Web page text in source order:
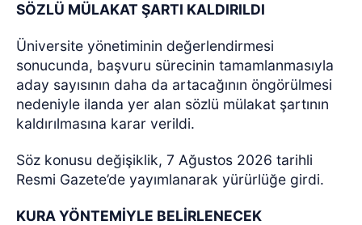
SÖZLÜ MÜLAKAT ŞARTI KALDIRILDI
Üniversite yönetiminin değerlendirmesi
sonucunda, başvuru sürecinin tamamlanmasıyla
aday sayısının daha da artacağının öngörülmesi
nedeniyle ilanda yer alan sözlü mülakat şartının
kaldırılmasına karar verildi.
Söz konusu değişiklik, 7 Ağustos 2026 tarihli
Resmi Gazete’de yayımlanarak yürürlüğe girdi.
KURA YÖNTEMİYLE BELİRLENECEK